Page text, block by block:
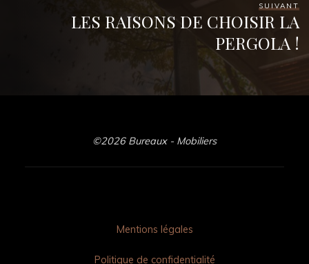
SUIVANT
LES RAISONS DE CHOISIR LA
PERGOLA !
©2026 Bureaux - Mobiliers
Mentions légales
Politique de confidentialité